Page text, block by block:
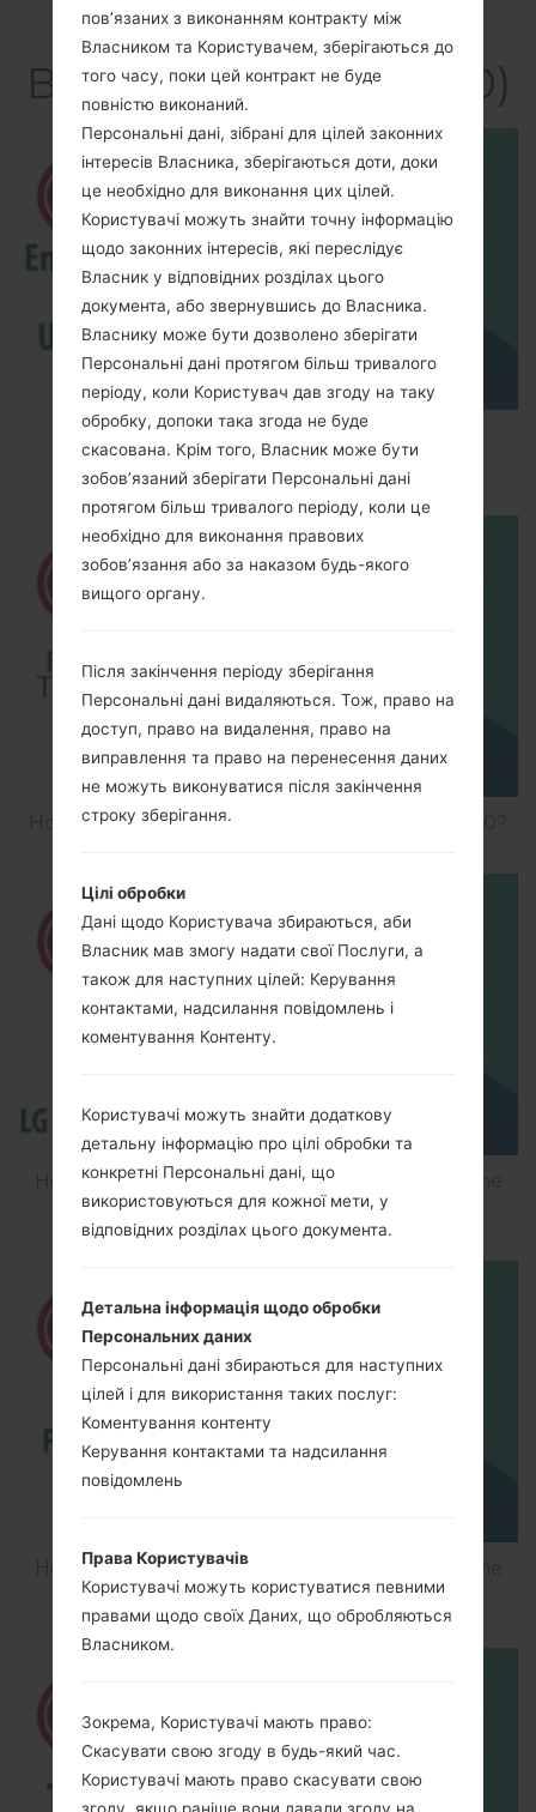
Відео LGA130(LGA130)
How to Enable Developer Options & USB
Debugging on LG ?
How to Factory Reset through menu on LG A130?
How to Flash Stock Firmware on LG Smartphone
using LG Flash Tool 2014?
How to Flash Stock Firmware on LG Smartphone
using LG UP?
пов’язаних з виконанням контракту між
Власником та Користувачем, зберігаються до
того часу, поки цей контракт не буде
повністю виконаний.
Персональні дані, зібрані для цілей законних
інтересів Власника, зберігаються доти, доки
це необхідно для виконання цих цілей.
Користувачі можуть знайти точну інформацію
щодо законних інтересів, які переслідує
Власник у відповідних розділах цього
документа, або звернувшись до Власника.
Власнику може бути дозволено зберігати
Персональні дані протягом більш тривалого
періоду, коли Користувач дав згоду на таку
обробку, допоки така згода не буде
скасована. Крім того, Власник може бути
зобов’язаний зберігати Персональні дані
протягом більш тривалого періоду, коли це
необхідно для виконання правових
зобов’язання або за наказом будь-якого
вищого органу.
Після закінчення періоду зберігання
Персональні дані видаляються. Тож, право на
доступ, право на видалення, право на
виправлення та право на перенесення даних
не можуть виконуватися після закінчення
строку зберігання.
Цілі обробки
Дані щодо Користувача збираються, аби
Власник мав змогу надати свої Послуги, а
також для наступних цілей: Керування
контактами, надсилання повідомлень і
коментування Контенту.
Користувачі можуть знайти додаткову
детальну інформацію про цілі обробки та
конкретні Персональні дані, що
використовуються для кожної мети, у
відповідних розділах цього документа.
Детальна інформація щодо обробки
Персональних даних
Персональні дані збираються для наступних
цілей і для використання таких послуг:
Коментування контенту
Керування контактами та надсилання
повідомлень
Права Користувачів
Користувачі можуть користуватися певними
правами щодо своїх Даних, що обробляються
Власником.
Зокрема, Користувачі мають право:
Скасувати свою згоду в будь-який час.
Користувачі мають право скасувати свою
згоду, якщо раніше вони давали згоду на